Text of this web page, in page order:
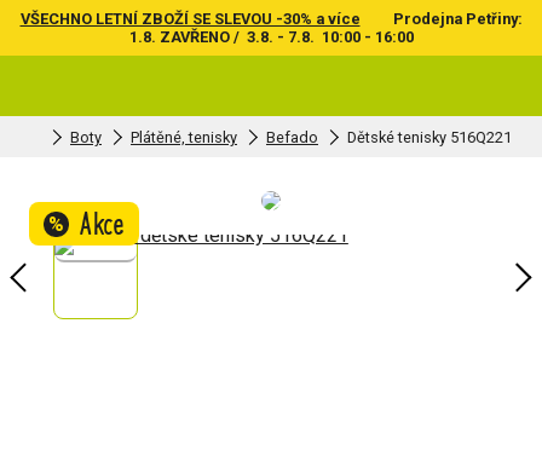
VŠECHNO LETNÍ ZBOŽÍ SE SLEVOU -30% a více
Prodejna Petřiny:
1.8. ZAVŘENO / 3.8. - 7.8. 10:00 - 16:00
Boty Plátěné, tenisky Befado Dětské tenisky 516Q221
% Akce